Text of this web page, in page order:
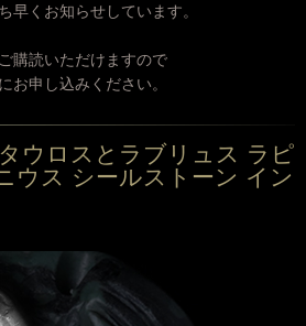
早くお知らせしています。
購読いただけますので
お申し込みください。
ウロスとラブリュス ラピ
ウス シールストーン イン